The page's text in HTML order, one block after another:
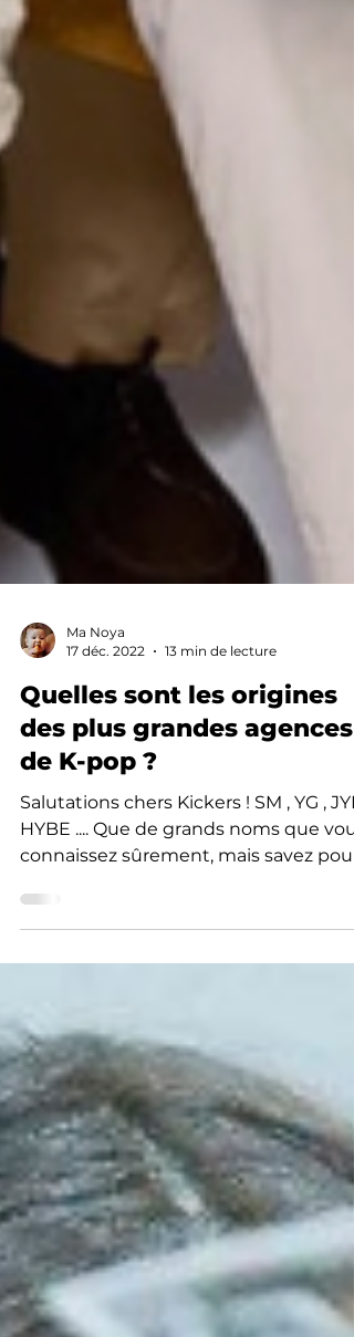
Ma Noya
17 déc. 2022
Quelles sont les origines
des plus grandes agences
de K-pop ?
Salutations chers Kickers ! SM , YG , JYP
HYBE .... Que de grands noms que